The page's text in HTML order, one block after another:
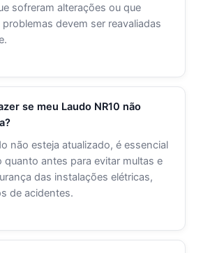
sofreram alterações ou que
devem ser reavaliadas
se meu Laudo NR10 não
não esteja atualizado, é essencial
quanto antes para evitar multas e
das instalações elétricas,
de acidentes.